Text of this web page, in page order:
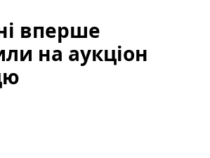
вперше
на аукціон